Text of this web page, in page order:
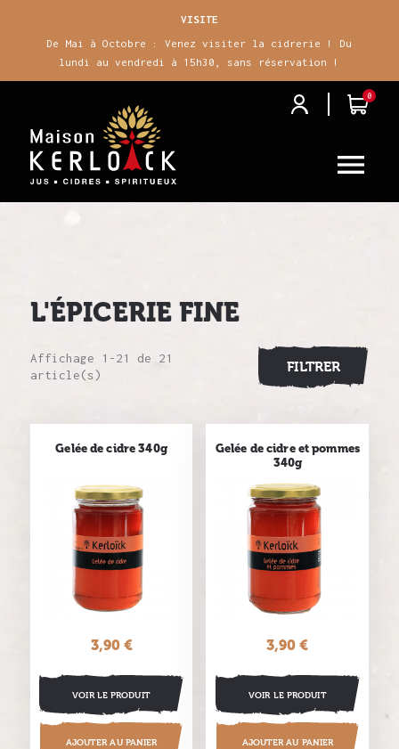
VISITE
De Mai à Octobre : Venez visiter la cidrerie ! Du
lundi au vendredi à 15h30, sans réservation !
j i0

L'ÉPICERIE FINE
FILTRER
Affichage 1-21 de 21
article(s)
Gelée de cidre 340g
Prix
3,90 €
VOIR LE PRODUIT
AJOUTER AU PANIER
Gelée de cidre et pommes
340g
Prix
3,90 €
VOIR LE PRODUIT
AJOUTER AU PANIER